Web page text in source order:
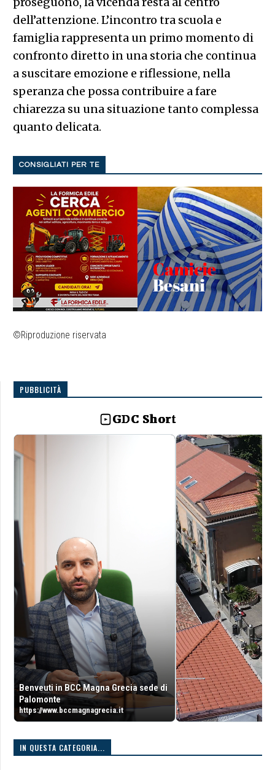
dell’attenzione. L’incontro tra scuola e
famiglia rappresenta un primo momento di
confronto diretto in una storia che continua
a suscitare emozione e riflessione, nella
speranza che possa contribuire a fare
chiarezza su una situazione tanto complessa
quanto delicata.
CONSIGLIATI PER TE
©Riproduzione riservata
PUBBLICITÀ
GDC Short
Benveuti in BCC Magna Grecia sede di
Palomonte
https://www.bccmagnagrecia.it
IN QUESTA CATEGORIA...